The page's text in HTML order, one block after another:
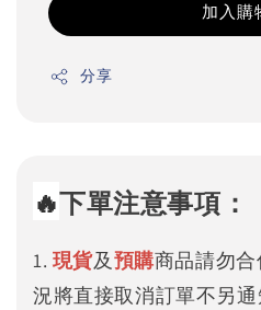
加入購
分享
🔥下單注意事項：
1. 現貨及預購商品請勿
況將直接取消訂單不另通